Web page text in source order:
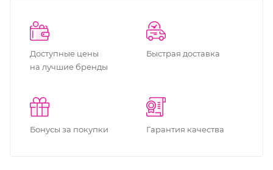
Доступные цены
на лучшие бренды
Быстрая доставка
Бонусы за покупки Гарантия качества